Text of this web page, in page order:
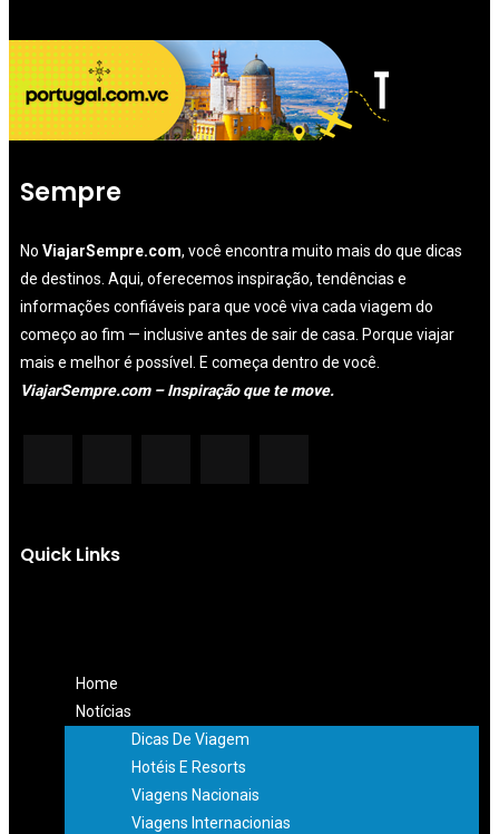
Sempre
No ViajarSempre.com, você encontra muito mais do que dicas
de destinos. Aqui, oferecemos inspiração, tendências e
informações confiáveis para que você viva cada viagem do
começo ao fim — inclusive antes de sair de casa. Porque viajar
mais e melhor é possível. E começa dentro de você.
ViajarSempre.com – Inspiração que te move.
Quick Links
Home
Notícias
Dicas De Viagem
Hotéis E Resorts
Viagens Nacionais
Viagens Internacionias